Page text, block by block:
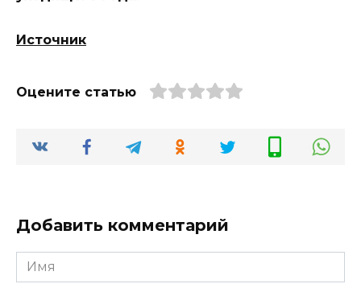
Источник
Оцените статью
Добавить комментарий
Имя
*